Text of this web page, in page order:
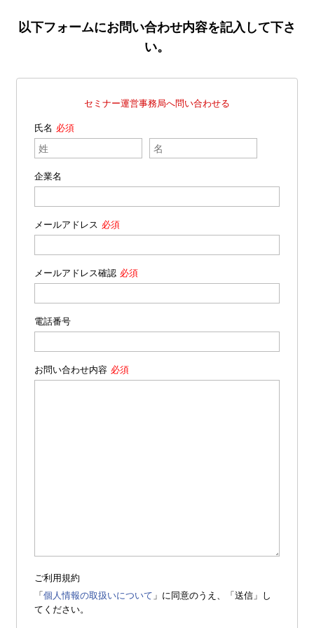
以下フォームにお問い合わせ内容を記入して下さ
い。
セミナー運営事務局へ問い合わせる
氏名
企業名
メールアドレス
メールアドレス確認
電話番号
お問い合わせ内容
ご利用規約
「個人情報の取扱いについて 」に同意のうえ、「送信」し
てください。